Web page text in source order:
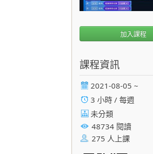
加入課程
課程資訊
2021-08-05 ~
3 小時 / 每週
未分類
48734 閱讀
275 人上課